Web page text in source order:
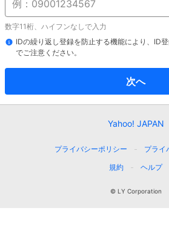
数字11桁、ハイフンなしで入力
IDの繰り返し登録を防止する機能により、ID
でご注意ください。
次へ
Yahoo! JAPAN
プライバシーポリシー
プライ
規約
ヘルプ
© LY Corporation